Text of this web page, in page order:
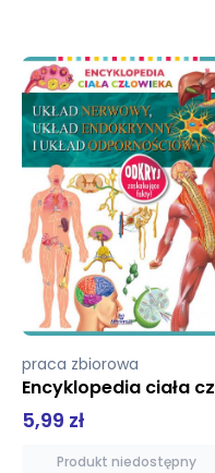
praca zbiorowa
5,99 zł
Produkt niedostępny